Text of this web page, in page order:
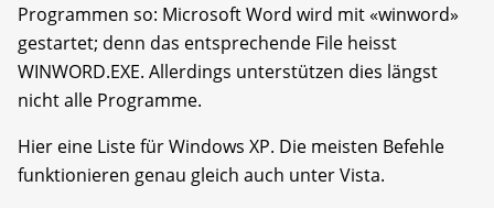
Programmen so: Microsoft Word wird mit «winword»
gestartet; denn das entsprechende File heisst
WINWORD.EXE. Allerdings unterstützen dies längst
nicht alle Programme.
Hier eine Liste für Windows XP. Die meisten Befehle
funktionieren genau gleich auch unter Vista.